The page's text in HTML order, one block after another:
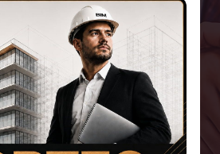
de
CERTIFICADO